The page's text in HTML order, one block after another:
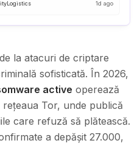
1d ago
la atacuri de criptare
sofisticată. În 2026,
active operează
Tor, unde publică
care refuză să plătească.
a depășit 27.000,